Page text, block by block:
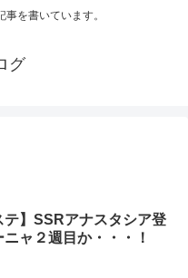
を書いています。
グ
テ】SSRアナスタシア登
ャ２週目か・・・！